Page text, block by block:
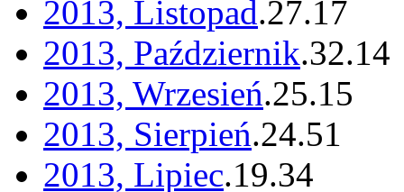
2013, Listopad.27.17
2013, Październik.32.14
2013, Wrzesień.25.15
2013, Sierpień.24.51
2013, Lipiec.19.34